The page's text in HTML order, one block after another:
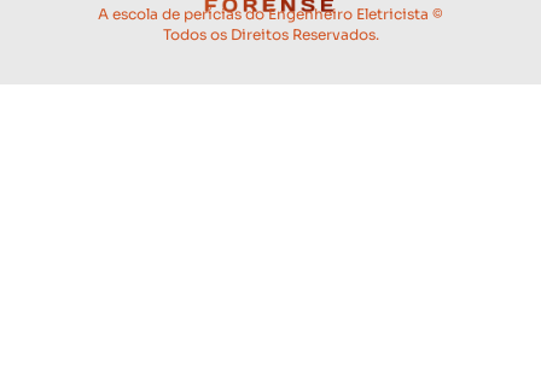
A escola de perícias do Engenheiro Eletricista ©
Todos os Direitos Reservados.